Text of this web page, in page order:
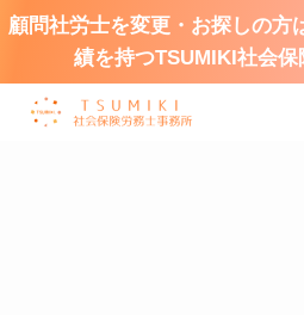
顧問社労士を変更・お探しの方
績を持つTSUMIKI社会